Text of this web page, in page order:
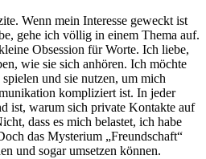
Wenn mein Interesse geweckt ist
gehe ich völlig in einem Thema auf.
Obsession für Worte. Ich liebe,
wie sie sich anhören. Ich möchte
und sie nutzen, um mich
kompliziert ist. In jeder
ist, warum sich private Kontakte auf
dass es mich belastet, ich habe
das Mysterium „Freundschaft“
und sogar umsetzen können.